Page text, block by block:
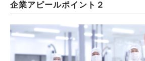
企業アピールポイント２